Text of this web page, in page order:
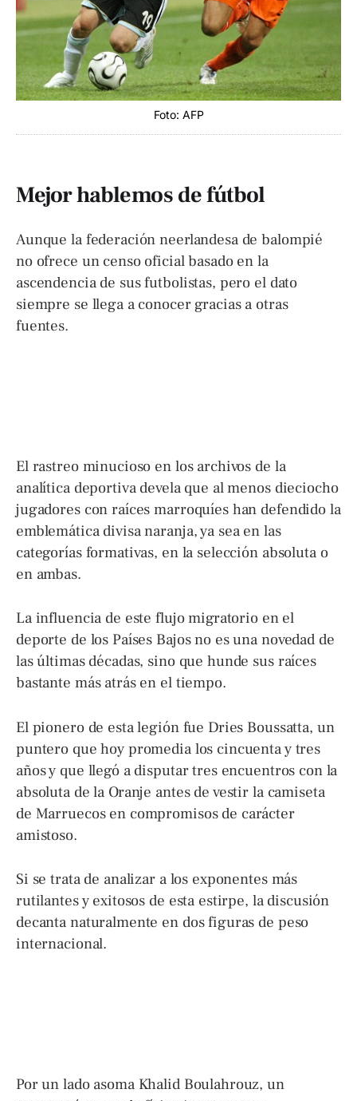
Foto: AFP
Mejor hablemos de fútbol
Aunque la federación neerlandesa de balompié
no ofrece un censo oficial basado en la
ascendencia de sus futbolistas, pero el dato
siempre se llega a conocer gracias a otras
fuentes.
El rastreo minucioso en los archivos de la
analítica deportiva devela que al menos dieciocho
jugadores con raíces marroquíes han defendido la
emblemática divisa naranja, ya sea en las
categorías formativas, en la selección absoluta o
en ambas.
La influencia de este flujo migratorio en el
deporte de los Países Bajos no es una novedad de
las últimas décadas, sino que hunde sus raíces
bastante más atrás en el tiempo.
El pionero de esta legión fue Dries Boussatta, un
puntero que hoy promedia los cincuenta y tres
años y que llegó a disputar tres encuentros con la
absoluta de la Oranje antes de vestir la camiseta
de Marruecos en compromisos de carácter
amistoso.
Si se trata de analizar a los exponentes más
rutilantes y exitosos de esta estirpe, la discusión
decanta naturalmente en dos figuras de peso
internacional.
Por un lado asoma Khalid Boulahrouz, un